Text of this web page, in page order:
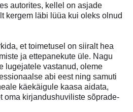
autorites, kellel on asjade
kergem läbi lüüa kui oleks olnud
et toimetusel on siiralt hea
ja ettepanekute üle. Nagu
lugejatele vastanud, oleme
abi eest ning samuti
käekäigule kaasa aidata,
oma kirjandushuviliste sõprade-